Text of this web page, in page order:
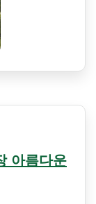
아름다운